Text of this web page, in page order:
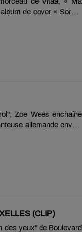
de cover « Sorore
Zoe Wees enchaîne
allemande envoie
(CLIP)
des yeux" de Boulevard